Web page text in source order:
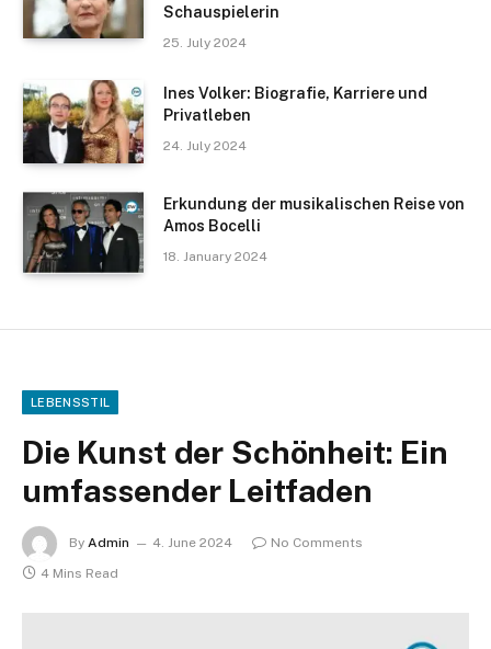
Schauspielerin
25. July 2024
Ines Volker: Biografie, Karriere und
Privatleben
24. July 2024
Erkundung der musikalischen Reise von
Amos Bocelli
18. January 2024
LEBENSSTIL
Die Kunst der Schönheit: Ein
umfassender Leitfaden
By Admin 4. June 2024
No Comments
4 Mins Read